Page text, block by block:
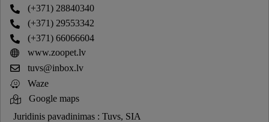
(+371) 28840340
(+371) 29553342
(+371) 66066604
www.zoopet.lv
tuvs@inbox.lv
Waze
Google maps
Juridinis pavadinimas : Tuvs, SIA